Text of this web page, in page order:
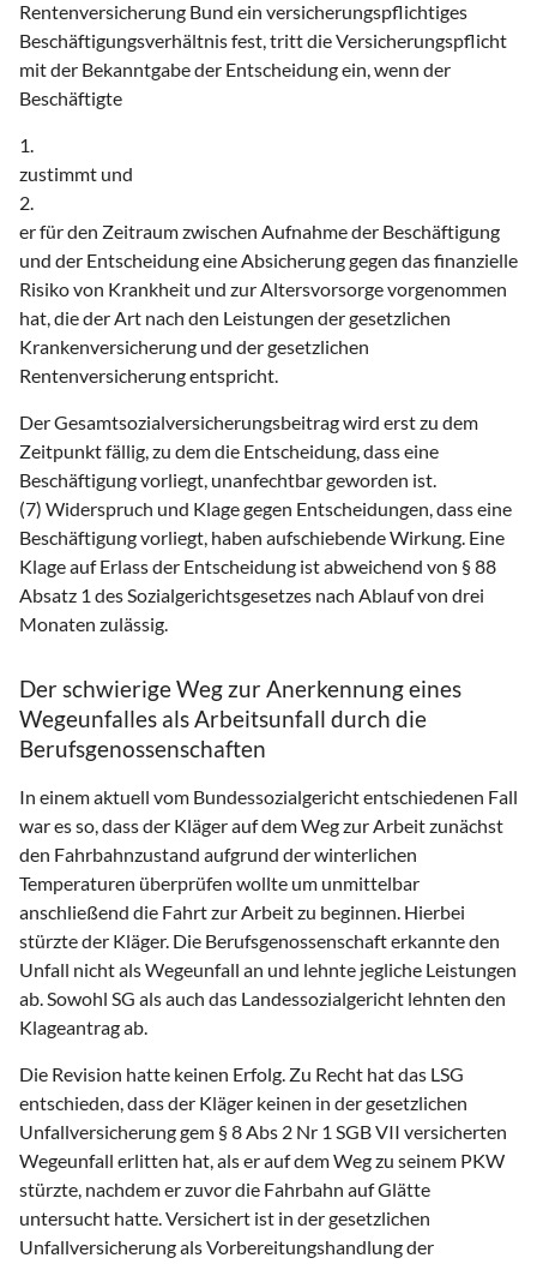
Rentenversicherung Bund ein versicherungspflichtiges
Beschäftigungsverhältnis fest, tritt die Versicherungspflicht
mit der Bekanntgabe der Entscheidung ein, wenn der
Beschäftigte
1.
zustimmt und
2.
er für den Zeitraum zwischen Aufnahme der Beschäftigung
und der Entscheidung eine Absicherung gegen das finanzielle
Risiko von Krankheit und zur Altersvorsorge vorgenommen
hat, die der Art nach den Leistungen der gesetzlichen
Krankenversicherung und der gesetzlichen
Rentenversicherung entspricht.
Der Gesamtsozialversicherungsbeitrag wird erst zu dem
Zeitpunkt fällig, zu dem die Entscheidung, dass eine
Beschäftigung vorliegt, unanfechtbar geworden ist.
(7) Widerspruch und Klage gegen Entscheidungen, dass eine
Beschäftigung vorliegt, haben aufschiebende Wirkung. Eine
Klage auf Erlass der Entscheidung ist abweichend von § 88
Absatz 1 des Sozialgerichtsgesetzes nach Ablauf von drei
Monaten zulässig.
Der schwierige Weg zur Anerkennung eines
Wegeunfalles als Arbeitsunfall durch die
Berufsgenossenschaften
In einem aktuell vom Bundessozialgericht entschiedenen Fall
war es so, dass der Kläger auf dem Weg zur Arbeit zunächst
den Fahrbahnzustand aufgrund der winterlichen
Temperaturen überprüfen wollte um unmittelbar
anschließend die Fahrt zur Arbeit zu beginnen. Hierbei
stürzte der Kläger. Die Berufsgenossenschaft erkannte den
Unfall nicht als Wegeunfall an und lehnte jegliche Leistungen
ab. Sowohl SG als auch das Landessozialgericht lehnten den
Klageantrag ab.
Die Revision hatte keinen Erfolg. Zu Recht hat das LSG
entschieden, dass der Kläger keinen in der gesetzlichen
Unfallversicherung gem § 8 Abs 2 Nr 1 SGB VII versicherten
Wegeunfall erlitten hat, als er auf dem Weg zu seinem PKW
stürzte, nachdem er zuvor die Fahrbahn auf Glätte
untersucht hatte. Versichert ist in der gesetzlichen
Unfallversicherung als Vorbereitungshandlung der